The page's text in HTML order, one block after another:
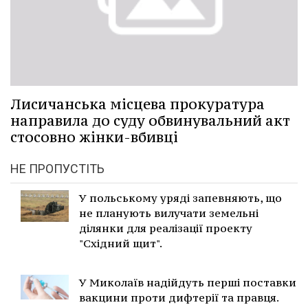
Лисичанська місцева прокуратура
направила до суду обвинувальний акт
стосовно жінки-вбивці
НЕ ПРОПУСТІТЬ
У польському уряді запевняють, що
не планують вилучати земельні
ділянки для реалізації проекту
"Східний щит".
У Миколаїв надійдуть перші поставки
вакцини проти дифтерії та правця.